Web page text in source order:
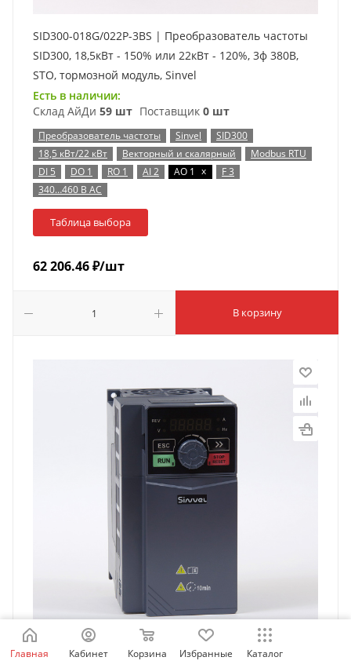
SID300-018G/022P-3BS | Преобразователь частоты
SID300, 18,5кВт - 150% или 22кВт - 120%, 3ф 380В,
STO, тормозной модуль, Sinvel
Есть в наличии:
Склад АйДи 59 шт Поставщик 0 шт
Преобразователь частоты Sinvel
SID300
18,5 кВт/22 кВт
Векторный и скалярный
Modbus RTU
DI 5
DO 1 RO 1 AI 2 AO 1 x
F 3
340…460 В AC
Таблица выбора
62 206.46₽/шт
В корзину
Главная Кабинет Корзина Избранные Каталог